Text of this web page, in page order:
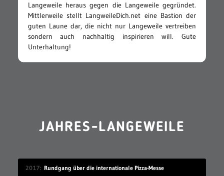
Langeweile heraus gegen die Langeweile gegründet.
Mittlerweile stellt LangweileDich.net eine Bastion der
guten Laune dar, die nicht nur Langeweile vertreiben
sondern auch nachhaltig inspirieren will. Gute
Unterhaltung!
JAHRES-LANGEWEILE
2017 Rundgang über die internationale Pizza-Messe